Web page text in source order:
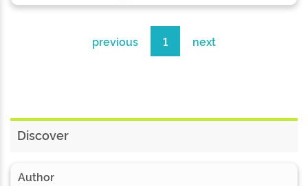
previous 1 next
Discover
Author